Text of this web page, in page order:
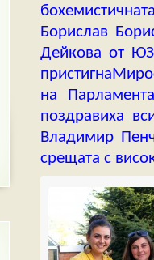
Борислав
Дейкова от
на
поздравиха
Владимир
срещата с